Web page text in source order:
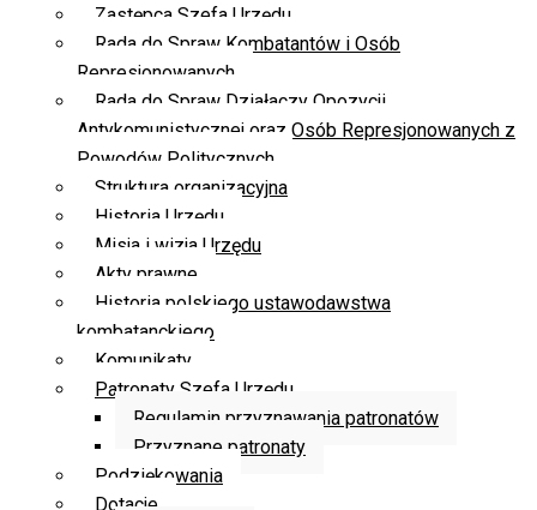
Zastępca Szefa Urzędu
Rada do Spraw Kombatantów i Osób
Represjonowanych
Rada do Spraw Działaczy Opozycji
Antykomunistycznej oraz Osób Represjonowanych z
Powodów Politycznych
Struktura organizacyjna
Historia Urzędu
Misja i wizja Urzędu
Akty prawne
Historia polskiego ustawodawstwa
kombatanckiego
Komunikaty
Patronaty Szefa Urzędu
Regulamin przyznawania patronatów
Przyznane patronaty
Podziękowania
Dotacje